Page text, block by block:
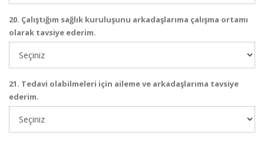
20. Çalıştığım sağlık kuruluşunu arkadaşlarıma çalışma ortamı
olarak tavsiye ederim.
21. Tedavi olabilmeleri için aileme ve arkadaşlarıma tavsiye
ederim.